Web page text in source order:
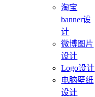
淘宝
banner设
计
微博图片
设计
Logo设计
电脑壁纸
设计